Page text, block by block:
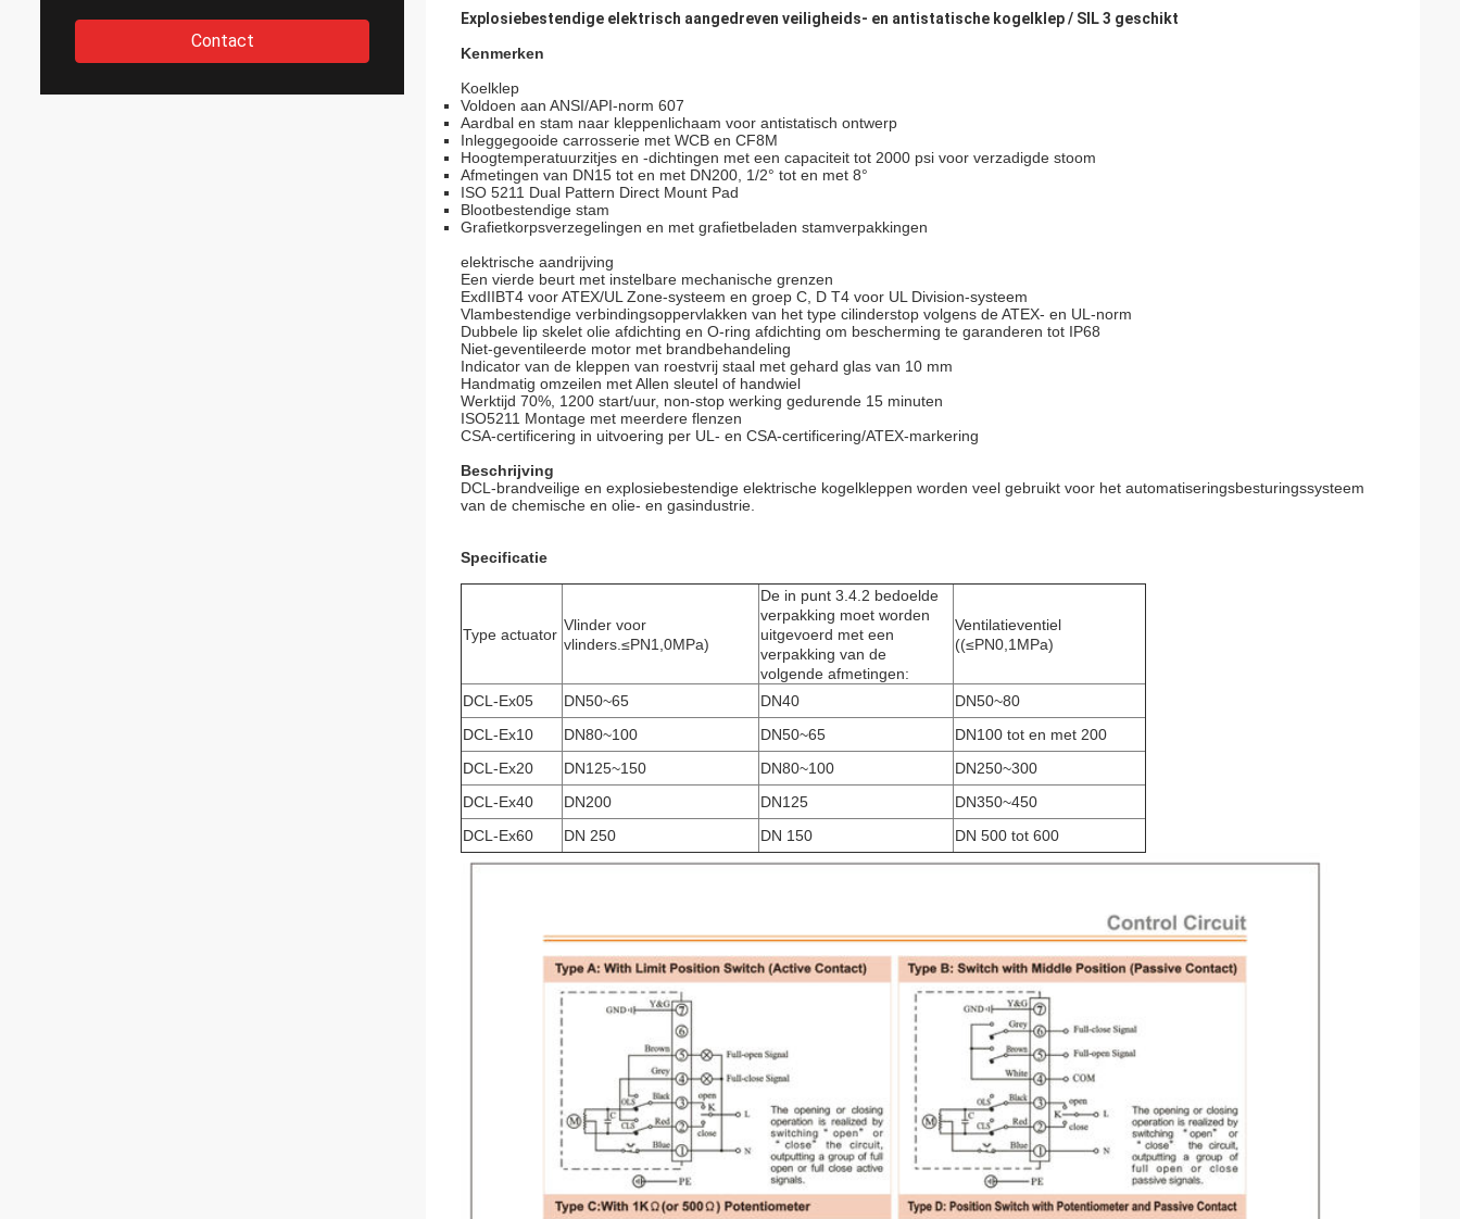
Contact
Explosiebestendige elektrisch aangedreven veiligheids- en antistatische kogelklep / SIL 3 geschikt
Kenmerken
Koelklep
Voldoen aan ANSI/API-norm 607
Aardbal en stam naar kleppenlichaam voor antistatisch ontwerp
Inleggegooide carrosserie met WCB en CF8M
Hoogtemperatuurzitjes en -dichtingen met een capaciteit tot 2000 psi voor verzadigde stoom
Afmetingen van DN15 tot en met DN200, 1/2° tot en met 8°
ISO 5211 Dual Pattern Direct Mount Pad
Blootbestendige stam
Grafietkorpsverzegelingen en met grafietbeladen stamverpakkingen
elektrische aandrijving
Een vierde beurt met instelbare mechanische grenzen
ExdIIBT4 voor ATEX/UL Zone-systeem en groep C, D T4 voor UL Division-systeem
Vlambestendige verbindingsoppervlakken van het type cilinderstop volgens de ATEX- en UL-norm
Dubbele lip skelet olie afdichting en O-ring afdichting om bescherming te garanderen tot IP68
Niet-geventileerde motor met brandbehandeling
Indicator van de kleppen van roestvrij staal met gehard glas van 10 mm
Handmatig omzeilen met Allen sleutel of handwiel
Werktijd 70%, 1200 start/uur, non-stop werking gedurende 15 minuten
ISO5211 Montage met meerdere flenzen
CSA-certificering in uitvoering per UL- en CSA-certificering/ATEX-markering
Beschrijving
DCL-brandveilige en explosiebestendige elektrische kogelkleppen worden veel gebruikt voor het automatiseringsbesturingssysteem
van de chemische en olie- en gasindustrie.
Specificatie
Type actuator
Vlinder voor
vlinders. ≤PN1,0MPa)
De in punt 3.4.2 bedoelde
verpakking moet worden
uitgevoerd met een
verpakking van de
volgende afmetingen:
Ventilatieventiel
((≤PN0,1MPa)
DCL-Ex05 DN50~65 DN40
DN50~80
DCL-Ex10
DN80~100 DN50~65
DN100 tot en met 200
DCL-Ex20
DN125~150 DN80~100
DN250~300
DCL-Ex40
DN200 DN125
DN350~450
DCL-Ex60
DN 250 DN 150 DN 500 tot 600